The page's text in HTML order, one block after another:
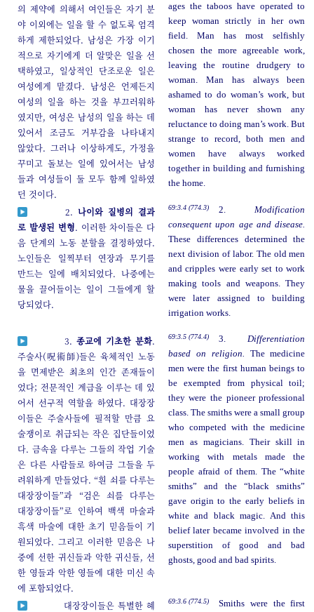
의 제약에 의해서 여인들은 자기 분
야 이외에는 일을 할 수 없도록 엄격
하게 제한되었다. 남성은 가장 이기
적으로 자기에게 더 알맞은 일을 선
택하였고, 일상적인 단조로운 일은
여성에게 맡겼다. 남성은 언제든지
여성의 일을 하는 것을 부끄러워하
였지만, 여성은 남성의 일을 하는 데
있어서 조금도 거부감을 나타내지
않았다. 그러나 이상하게도, 가정을
꾸미고 돌보는 일에 있어서는 남성
들과 여성들이 둘 모두 함께 일하였
던 것이다.
ages the taboos have operated to
keep woman strictly in her own
field. Man has most selfishly
chosen the more agreeable work,
leaving the routine drudgery to
woman. Man has always been
ashamed to do woman’s work, but
woman has never shown any
reluctance to doing man’s work. But
strange to record, both men and
women have always worked
together in building and furnishing
the home.
2.나이와 질병의 결과
로 발생된 변형. 이러한 차이들은 다
음 단계의 노동 분할을 결정하였다.
노인들은 일찍부터 연장과 무기를
만드는 일에 배치되었다. 나중에는
물을 끌어들이는 일이 그들에게 할
당되었다.
69:3.4 (774.3) 2.Modification
consequent upon age and disease.
These differences determined the
next division of labor. The old men
and cripples were early set to work
making tools and weapons. They
were later assigned to building
irrigation works.
3.종교에 기초한 분화.
주술사(呪術師)들은 육체적인 노동
을 면제받은 최초의 인간 존재들이
었다; 전문적인 계급을 이루는 데 있
어서 선구적 역할을 하였다. 대장장
이들은 주술사들에 필적할 만큼 요
술쟁이로 취급되는 작은 집단들이었
다. 금속을 다루는 그들의 작업 기술
은 다른 사람들로 하여금 그들을 두
려워하게 만들었다. “흰 쇠를 다루는
대장장이들”과 “검은 쇠를 다루는
대장장이들”로 인하여 백색 마술과
흑색 마술에 대한 초기 믿음들이 기
원되었다. 그리고 이러한 믿음은 나
중에 선한 귀신들과 악한 귀신들, 선
한 영들과 악한 영들에 대한 미신 속
에 포함되었다.
69:3.5 (774.4) 3.Differentiation
based on religion. The medicine
men were the first human beings to
be exempted from physical toil;
they were the pioneer professional
class. The smiths were a small group
who competed with the medicine
men as magicians. Their skill in
working with metals made the
people afraid of them. The “white
smiths” and the “black smiths”
gave origin to the early beliefs in
white and black magic. And this
belief later became involved in the
superstition of good and bad
ghosts, good and bad spirits.
대장장이들은 특별한 혜
69:3.6 (774.5)
Smiths were the first